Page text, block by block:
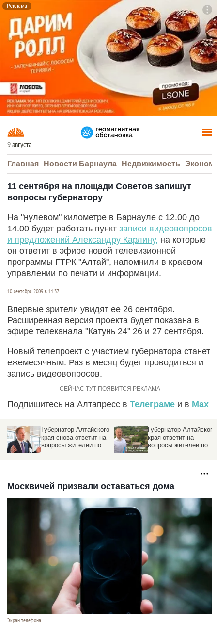
Реклама
9 августа
Главная Новости Барнаула Недвижимость
11 сентября на площади Советов запишут
вопросы губернатору
На "нулевом" километре в Барнауле с 12.00 до
14.00 будет работать пункт записи видеовопросов
и предложений Александру Карлину, на которые
он ответит в эфире новой телевизионной
программы ГТРК "Алтай", напомнили в краевом
управлении по печати и информации.
10 сентября 2009 в 11:37
Впервые зрители увидят ее 26 сентября.
Расширенная версия проекта будет показана в
эфире телеканала "Катунь 24" 26 и 27 сентября.
Новый телепроект с участием губернатора станет
ежемесячным. Раз в месяц будет проводиться и
запись видеовопросов.
Подпишитесь на Алтапресс в Телеграме и в Max
Губернатор Алтайского
края снова ответит на
вопросы жителей по
Губернатор Алтайского
края ответит на
вопросы жителей по
Москвичей призвали оставаться дома
Экран телефона